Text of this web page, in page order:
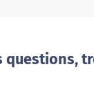
questions,